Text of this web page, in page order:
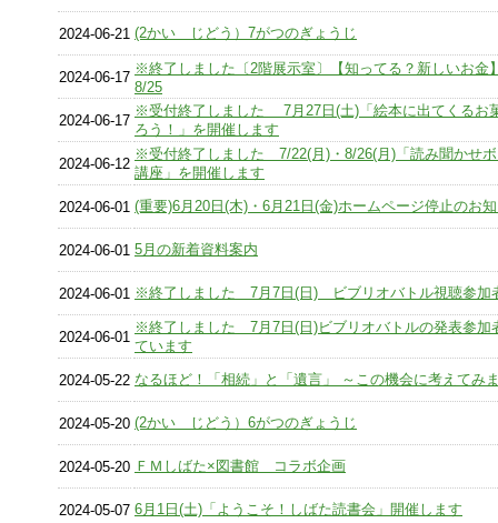
2024-06-21 (2かい じどう）7がつのぎょうじ
2024-06-17
※終了しました〔2階展示室〕【知ってる？新しいお金
8/25
2024-06-17
※受付終了しました 7月27日(土)「絵本に出てくるお
ろう！」を開催します
2024-06-12
※受付終了しました 7/22(月)・8/26(月)「読み聞かせ
講座」を開催します
2024-06-01 (重要)6月20日(木)・6月21日(金)ホームページ停止のお
2024-06-01 5月の新着資料案内
2024-06-01 ※終了しました 7月7日(日) ビブリオバトル視聴参加
2024-06-01
※終了しました 7月7日(日)ビブリオバトルの発表参加
ています
2024-05-22 なるほど！「相続」と「遺言」 ～この機会に考えてみ
2024-05-20 (2かい じどう）6がつのぎょうじ
2024-05-20 ＦＭしばた×図書館 コラボ企画
2024-05-07 6月1日(土)「ようこそ！しばた読書会」開催します